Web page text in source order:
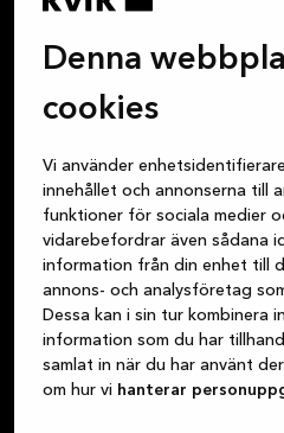
Denna
cookies
Vi använder
innehållet och annonserna till
funktioner för sociala medier
vidarebefordrar även sådana
information från din enhet till
annons- och analysföretag
Dessa kan i sin tur kombinera
information som du har
samlat in när du har använt
om hur vi hanterar